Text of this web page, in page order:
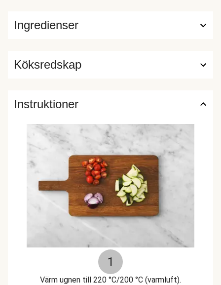
Ingredienser
Köksredskap
Instruktioner
1
Värm ugnen till 220 °C/200 °C (varmluft).